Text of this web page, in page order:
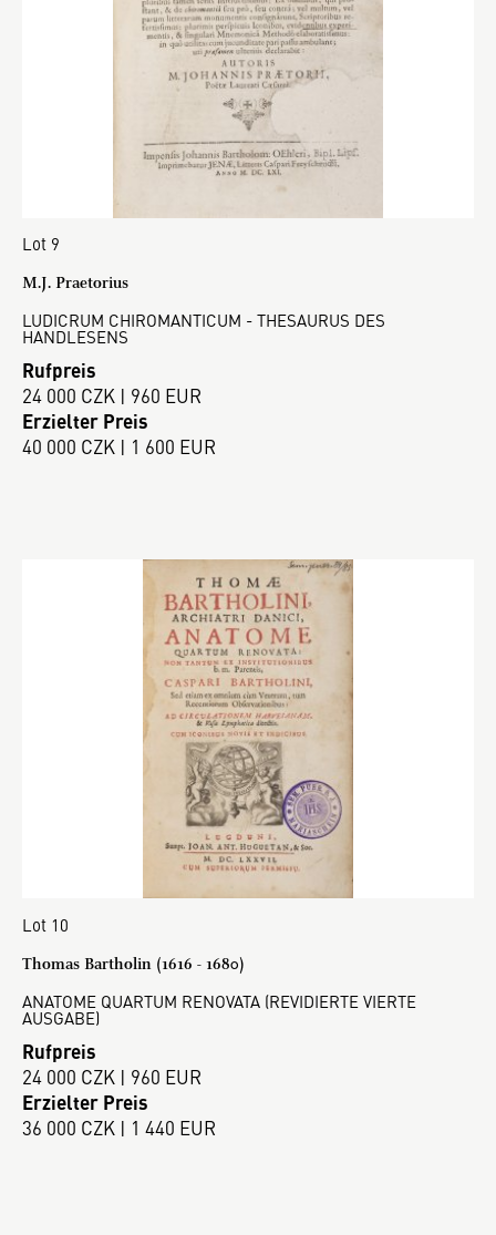
Lot 9
M.J. Praetorius
LUDICRUM CHIROMANTICUM - THESAURUS DES
HANDLESENS
Rufpreis
24 000 CZK | 960 EUR
Erzielter Preis
40 000 CZK | 1 600 EUR
Lot 10
Thomas Bartholin (1616 - 1680)
ANATOME QUARTUM RENOVATA (REVIDIERTE VIERTE
AUSGABE)
Rufpreis
24 000 CZK | 960 EUR
Erzielter Preis
36 000 CZK | 1 440 EUR